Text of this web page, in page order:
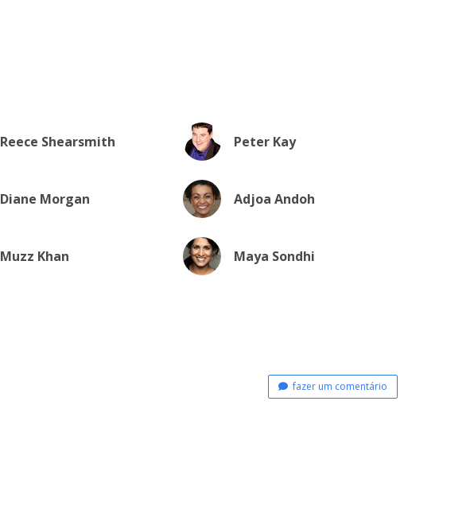
Reece Shearsmith Peter Kay
Diane Morgan Adjoa Andoh
Muzz Khan Maya Sondhi
fazer um comentário